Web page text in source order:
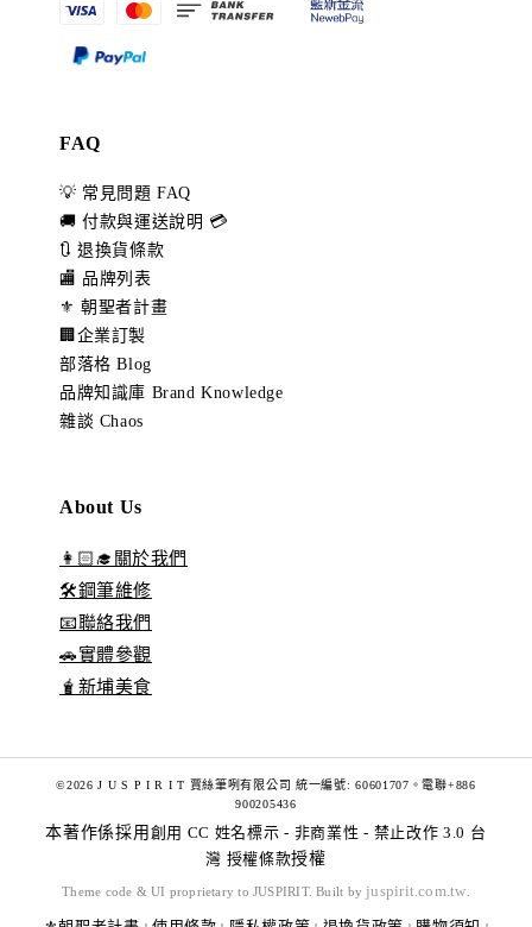
FAQ
💡 常見問題 FAQ
🚚 付款與運送說明 💳
🔃 退換貨條款
🏬 品牌列表
⚜️ 朝聖者計畫
🏢企業訂製
部落格 Blog
品牌知識庫 Brand Knowledge
雜談 Chaos
About Us
👩🏻‍🎓關於我們
🛠️鋼筆維修
📧聯絡我們
🚗實體參觀
🧋新埔美食
©2026 J U S P I R I T 賈絲筆咧有限公司 統一編號: 60601707。電聯+886
900205436
本著作係採用 創用 CC 姓名標示 - 非商業性 - 禁止改作 3.0 台
灣 授權條款授權
Theme code & UI proprietary to JUSPIRIT. Built by juspirit.com.tw